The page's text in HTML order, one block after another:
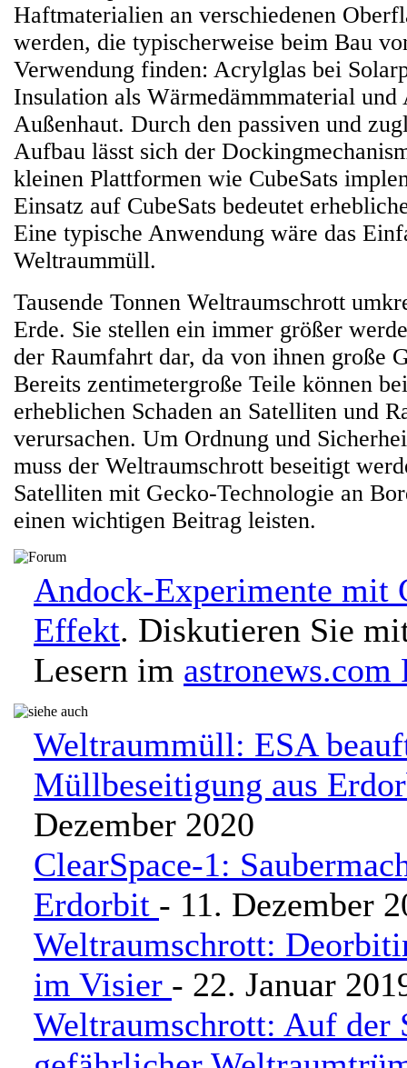
Haftmaterialien an verschiedenen
werden, die typischerweise beim Bau
Verwendung finden: Acrylglas bei
Insulation als Wärmedämmmaterial
Außenhaut. Durch den passiven und
Aufbau lässt sich der
kleinen Plattformen wie CubeSats
Einsatz auf CubeSats bedeutet
Eine typische Anwendung wäre das
Weltraummüll.
Tausende Tonnen Weltraumschrott
Erde. Sie stellen ein immer größer
der Raumfahrt dar, da von ihnen große
Bereits zentimetergroße Teile können
erheblichen Schaden an Satelliten und
verursachen. Um Ordnung und
muss der Weltraumschrott beseitigt
Satelliten mit Gecko-Technologie an
einen wichtigen Beitrag leisten.
Andock-Experimente mit
Effekt. Diskutieren Sie
Lesern im astronews.com
Weltraummüll: ESA
Müllbeseitigung aus
Dezember 2020
ClearSpace-1:
Erdorbit - 11. Dezember
Weltraumschrott:
im Visier - 22. Januar
Weltraumschrott: Auf der